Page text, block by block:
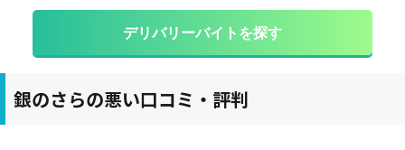
デリバリーバイトを探す
銀のさらの悪い口コミ・評判